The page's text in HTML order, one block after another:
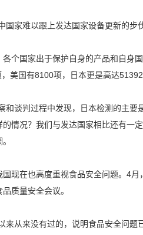
家难以跟上发达国家设备更新的步
国家出于保护自身的产品和自身国
美国有8100项，日本更是高达51392
谈判过程中发现，日本检测的主要
的情况？我们与发达国家相比还有一
在也高度重视食品安全问题。4月
质量安全会议。
从来没有过的，说明食品安全问题